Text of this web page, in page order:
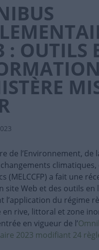
: OUTILS
de l’Environnement, de
climatiques,
(MELCCFP) a fait une
site Web et des outils en
l’application du régime
rive, littoral et zone
en vigueur de l’
2023 modifiant 24